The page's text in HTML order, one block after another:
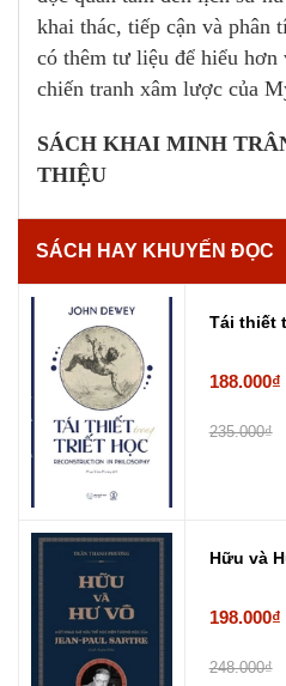
khai thác, tiếp cận và phân
có thêm tư liệu để hiểu hơn
chiến tranh xâm lược của
SÁCH KHAI MINH
THIỆU
SÁCH HAY KHUYẾN ĐỌC
Tái thiết
188.000₫
235.000₫
Hữu và
198.000₫
248.000₫